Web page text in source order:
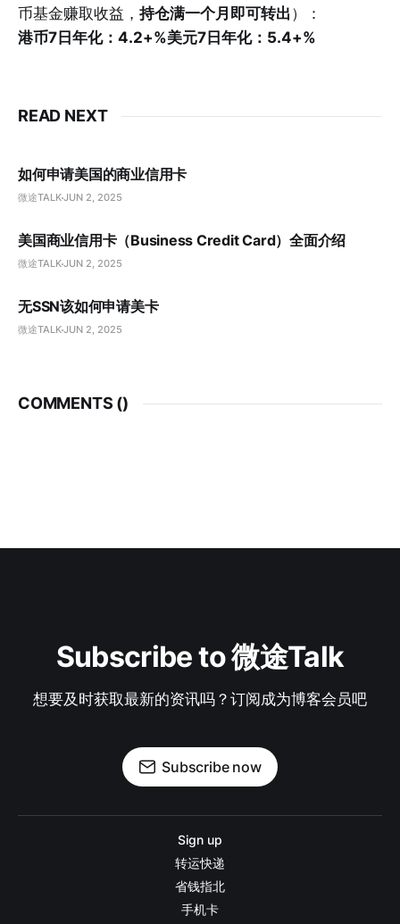
币基金赚取收益， 持仓满一个月即可转出 ）：
港币7日年化：4.2+%美元7日年化：5.4+%
READ NEXT
如何申请美国的商业信用卡
微途TALKJUN 2, 2025
美国商业信用卡（Business Credit Card）全面介绍
微途TALKJUN 2, 2025
无SSN该如何申请美卡
微途TALKJUN 2, 2025
COMMENTS ()
Subscribe to 微途Talk
想要及时获取最新的资讯吗？订阅成为博客会员吧
Subscribe now
Sign up
转运快递
省钱指北
手机卡